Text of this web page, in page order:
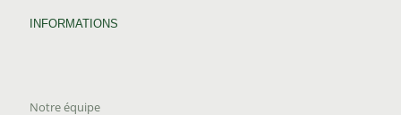
INFORMATIONS
Notre équipe